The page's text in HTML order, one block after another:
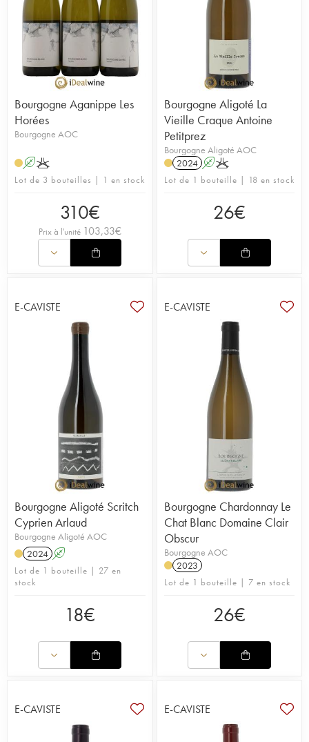
Bourgogne Aganippe Les
Horées
Bourgogne AOC
AK
Lot de 3 bouteilles | 1 en stock
310€
Prix à l'unité 103,33€
Bourgogne Aligoté La
Vieille Craque Antoine
Petitprez
Bourgogne Aligoté AOC
2024 AK
Lot de 1 bouteille | 18 en stock
26€
E-CAVISTE
Bourgogne Aligoté Scritch
Cyprien Arlaud
Bourgogne Aligoté AOC
2024 A
Lot de 1 bouteille | 27 en
stock
18€
E-CAVISTE
Bourgogne Chardonnay Le
Chat Blanc Domaine Clair
Obscur
Bourgogne AOC
2023
Lot de 1 bouteille | 7 en stock
26€
E-CAVISTE E-CAVISTE